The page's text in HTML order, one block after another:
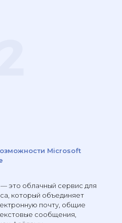
Microsoft
— это облачный сервис для
который объединяет
почту, общие
сообщения,